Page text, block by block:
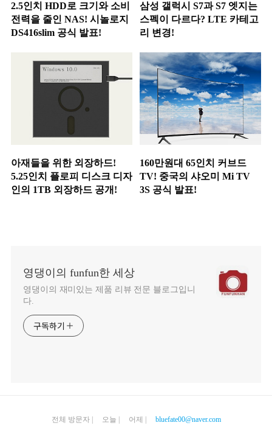
2.5인치 HDD로 크기와 소비
전력을 줄인 NAS! 시놀로지
DS416slim 공식 발표!
삼성 갤럭시 S7과 S7 엣지는
스펙이 다르다? LTE 카테고
리 변경!
아재들을 위한 외장하드!
5.25인치 플로피 디스크 디자
인의 1TB 외장하드 공개!
160만원대 65인치 커브드
TV! 중국의 샤오미 Mi TV
3S 공식 발표!
영댕이의 funfun한 세상
영댕이의 재미있는 제품 리뷰 전문 블로그입니
다.
구독하기
전체 방문자 | 오늘 | 어제 | bluefate00@naver.com